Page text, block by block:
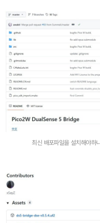
최신 배포파일을 설치해야